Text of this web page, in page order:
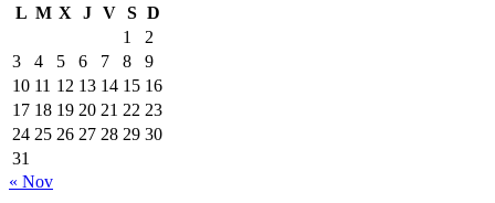
L M X J V S D
1
2
3
4 5 6 7 8
9
10 11 12 13 14 15 16
17 18 19 20 21 22 23
24 25 26 27 28 29 30
31
« Nov